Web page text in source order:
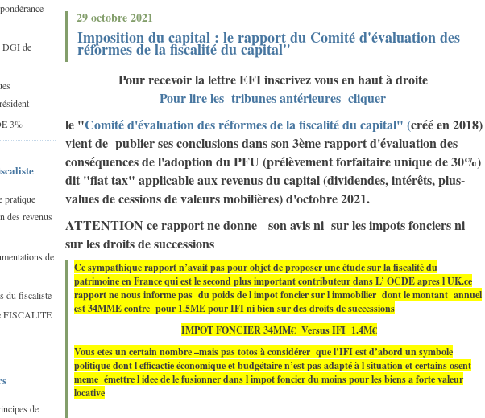
DGI de
3%
pratique
des revenus
de
du fiscaliste
FISCALITE
de
29 octobre 2021
Imposition du capital : le rapport du Comité d'évaluation des
réformes de la fiscalité du capital"
Pour recevoir la lettre EFI inscrivez vous en haut à droite
Pour lire les tribunes antérieures cliquer
le "Comité d'évaluation des réformes de la fiscalité du capital" (créé en 2018)
vient de publier ses conclusions dans son 3ème rapport d'évaluation des
conséquences de l'adoption du PFU (prélèvement forfaitaire unique de 30%)
dit "flat tax" applicable aux revenus du capital (dividendes, intérêts, plus-
values de cessions de valeurs mobilières) d'octobre 2021.
ATTENTION ce rapport ne donne son avis ni sur les impots fonciers ni
sur les droits de successions
Ce sympathique rapport n’avait pas pour objet de proposer une étude sur la fiscalité du
patrimoine en France qui est le second plus important contributeur dans L’ OCDE apres l UK.ce
rapport ne nous informe pas du poids de l impot foncier sur l immobilier dont le montant annuel
est 34MME contre pour 1.5ME pour IFI ni bien sur des droits de successions
IMPOT FONCIER 34MM€ Versus IFI 1.4M€
Vous etes un certain nombre –mais pas totos à considérer que l’IFI est d’abord un symbole
politique dont l efficactie économique et budgétaire n’est pas adapté à l situation et certains osent
meme émettre l idee de le fusionner dans l impot foncier du moins pour les biens a forte valeur
locative